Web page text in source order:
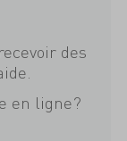
des
en ligne?